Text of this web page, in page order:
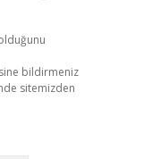
bildirmeniz
sitemizden